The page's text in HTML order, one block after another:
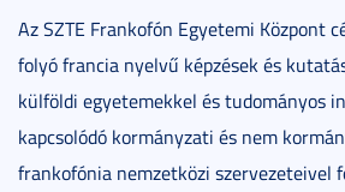
Az SZTE Frankofón Egyetemi Központ
folyó francia nyelvű képzések és
külföldi egyetemekkel és tudományos
kapcsolódó kormányzati és nem
frankofónia nemzetközi szervezeteivel